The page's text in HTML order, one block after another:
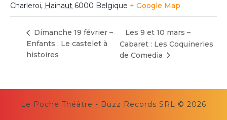
Charleroi, Hainaut 6000 Belgique + Google Map
Dimanche 19 février –
Enfants : Le castelet à
histoires
Les 9 et 10 mars –
Cabaret : Les Coquineries
de Comedia
Le Poche Théâtre - Buzz Records SRL © 2026